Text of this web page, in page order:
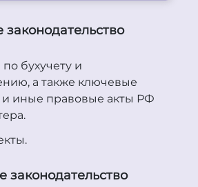
бухучету и
а также ключевые
иные правовые акты РФ
законодательство